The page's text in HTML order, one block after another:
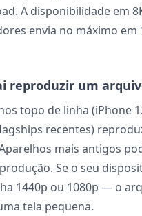
A disponibilidade em
envia no máximo em
reproduzir um
topo de linha (iPhone
recentes)
mais antigos
Se o seu
1440p ou 1080p — o
tela pequena.